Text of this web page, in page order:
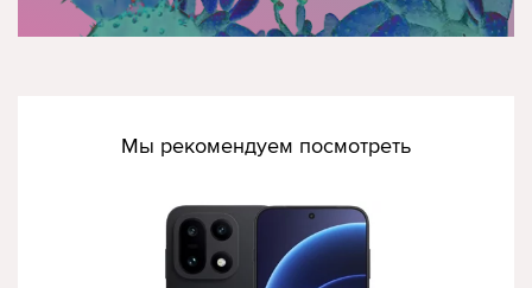
Мы рекомендуем посмотреть